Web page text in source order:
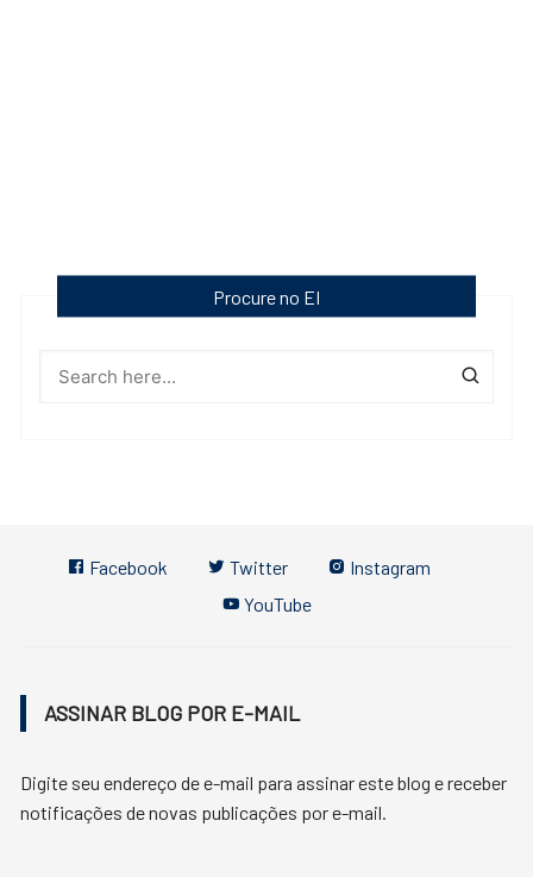
Procure no EI
Facebook Twitter
Instagram
YouTube
ASSINAR BLOG POR E-MAIL
Digite seu endereço de e-mail para assinar este blog e receber
notificações de novas publicações por e-mail.